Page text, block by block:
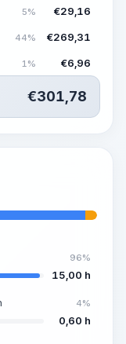
5% €29,16
44% €269,31
1% €6,96
€301,78
96%
15,00 h
4%
0,60 h